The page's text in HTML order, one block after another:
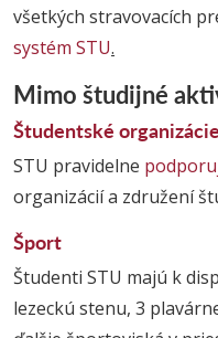
všetkých stravovacích
systém STU.
Mimo študijné
Študentské
STU pravidelne
organizácií a združení
Šport
Študenti STU majú k
lezeckú stenu, 3